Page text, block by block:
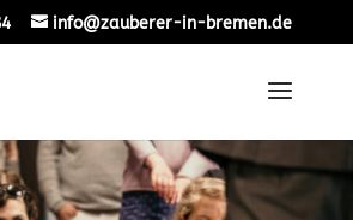
info@zauberer-in-bremen.de